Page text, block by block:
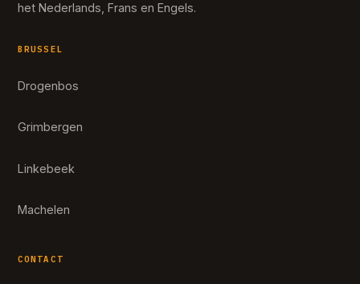
het Nederlands, Frans en Engels.
BRUSSEL
Drogenbos
Grimbergen
Linkebeek
Machelen
CONTACT